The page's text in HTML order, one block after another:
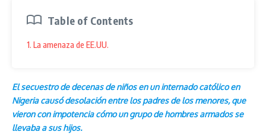
Table of Contents
1. La amenaza de EE.UU.
El secuestro de decenas de niños en un internado católico en
Nigeria causó desolación entre los padres de los menores, que
vieron con impotencia cómo un grupo de hombres armados se
llevaba a sus hijos.